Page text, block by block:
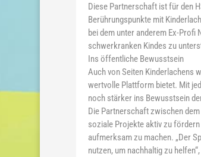
Diese Partnerschaft ist für den
Berührungspunkte mit
bei dem unter anderem Ex-Profi
schwerkranken Kindes zu
Ins öffentliche Bewusstsein
Auch von Seiten Kinderlachens
wertvolle Plattform bietet. Mit
noch stärker ins Bewusstsein
Die Partnerschaft zwischen
soziale Projekte aktiv zu
aufmerksam zu machen. „Der
nutzen, um nachhaltig zu